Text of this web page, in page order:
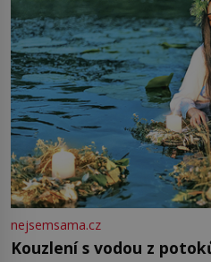
nejsemsama.cz
Kouzlení s vodou z